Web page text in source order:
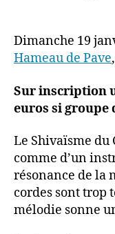
Dimanche 19
Hameau de Pave
Sur inscription
euros si groupe
Le Shivaïsme du
comme d’un
résonance de la
cordes sont trop
mélodie sonne